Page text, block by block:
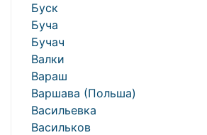
Буск
Буча
Бучач
Валки
Вараш
Варшава (Польша)
Васильевка
Васильков